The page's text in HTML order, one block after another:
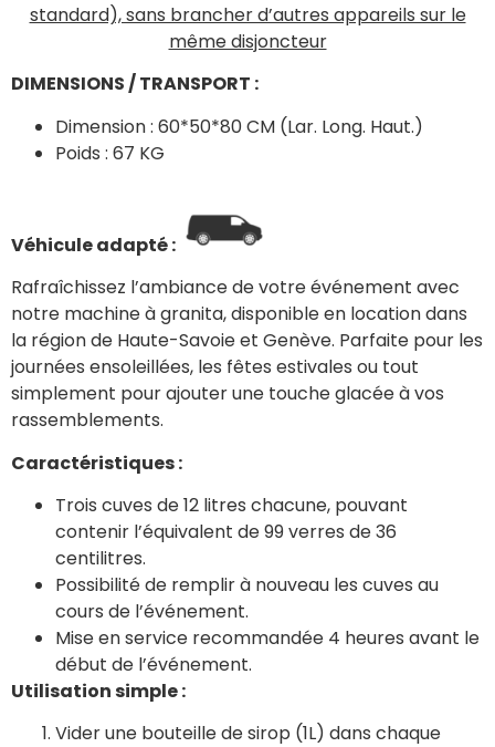
standard), sans brancher d’autres appareils sur le
même disjoncteur
DIMENSIONS / TRANSPORT :
Dimension : 60*50*80 CM (Lar. Long. Haut.)
Poids : 67 KG
Véhicule adapté :
Rafraîchissez l’ambiance de votre événement avec
notre machine à granita, disponible en location dans
la région de Haute-Savoie et Genève. Parfaite pour les
journées ensoleillées, les fêtes estivales ou tout
simplement pour ajouter une touche glacée à vos
rassemblements.
Caractéristiques :
Trois cuves de 12 litres chacune, pouvant
contenir l’équivalent de 99 verres de 36
centilitres.
Possibilité de remplir à nouveau les cuves au
cours de l’événement.
Mise en service recommandée 4 heures avant le
début de l’événement.
Utilisation simple :
Vider une bouteille de sirop (1L) dans chaque